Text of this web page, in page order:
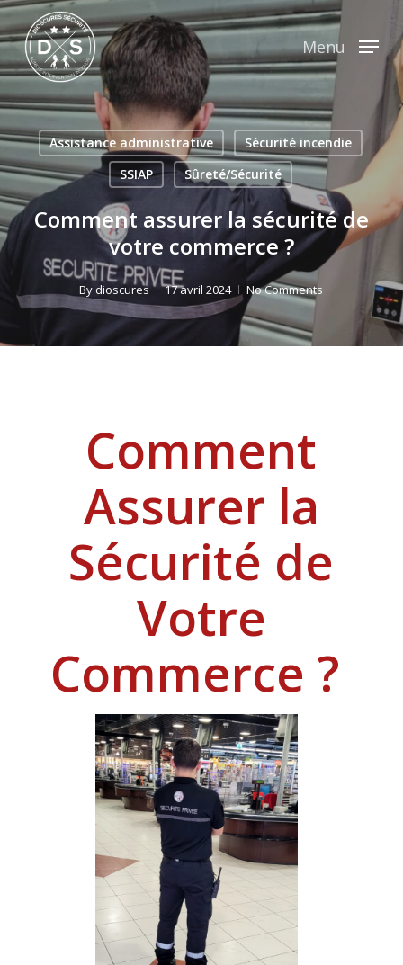
Skip
to
main
content
Menu
Assistance administrative
Sécurité incendie
SSIAP
Sûreté/Sécurité
Comment assurer la sécurité de
votre commerce ?
Bydioscures 17 avril 2024 No Comments
Comment
Assurer la
Sécurité de
Votre
Commerce ?